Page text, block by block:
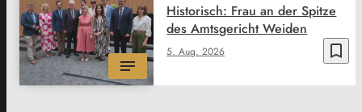
bookmark_border
5. Aug. 2026
Historisch: Frau an der Spitze
des Amtsgericht Weiden